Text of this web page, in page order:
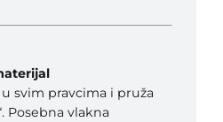
svim pravcima i pruža
Posebna vlakna